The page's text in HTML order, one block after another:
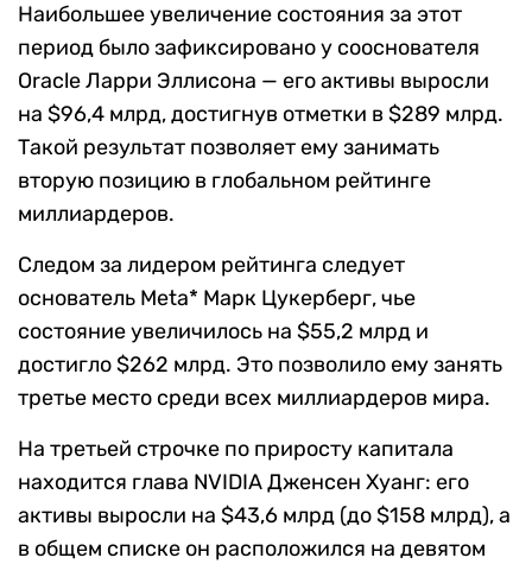
Наибольшее увеличение состояния за этот
период было зафиксировано у сооснователя
Oracle Ларри Эллисона — его активы выросли
на $96,4 млрд, достигнув отметки в $289 млрд.
Такой результат позволяет ему занимать
вторую позицию в глобальном рейтинге
миллиардеров.
Следом за лидером рейтинга следует
основатель Meta* Марк Цукерберг, чье
состояние увеличилось на $55,2 млрд и
достигло $262 млрд. Это позволило ему занять
третье место среди всех миллиардеров мира.
На третьей строчке по приросту капитала
находится глава NVIDIA Дженсен Хуанг: его
активы выросли на $43,6 млрд (до $158 млрд), а
в общем списке он расположился на девятом